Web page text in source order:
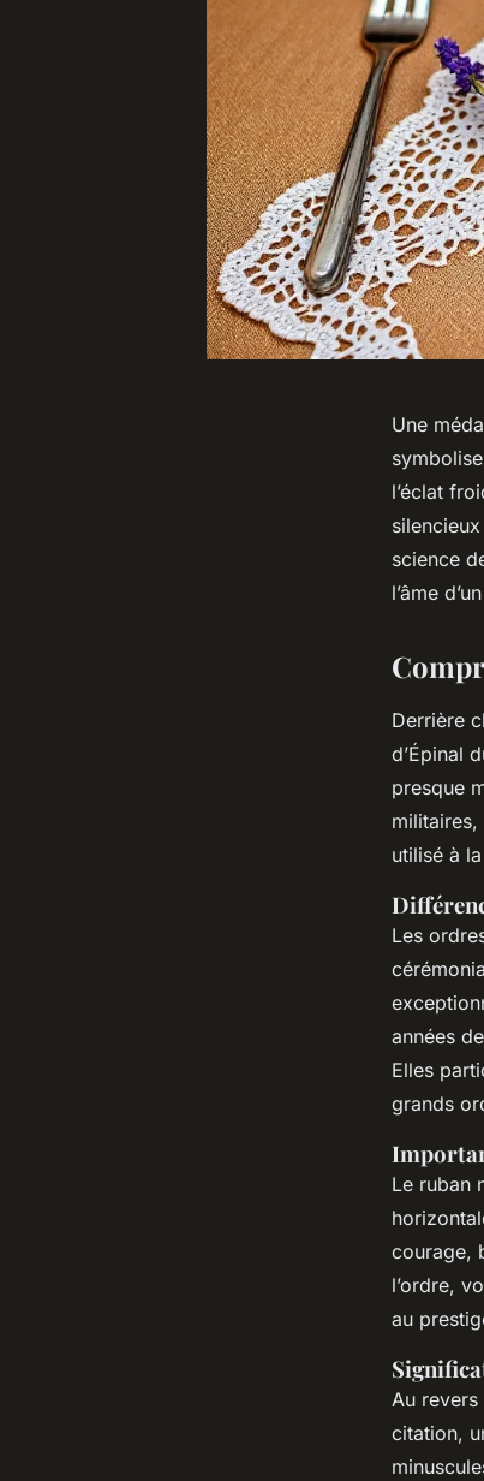
Une
l’éclat
science
l’âme
Derrière
d’Épinal
presque
utilisé à
Les
années
Elles
grands
Le ruban
courage,
l’ordre,
au
Au revers
citation,